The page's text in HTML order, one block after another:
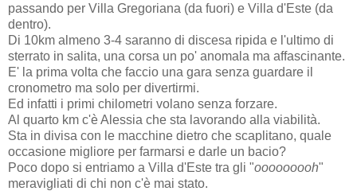
passando per Villa Gregoriana (da fuori) e Villa d'Este (da
dentro).
Di 10km almeno 3-4 saranno di discesa ripida e l'ultimo di
sterrato in salita, una corsa un po' anomala ma affascinante.
E' la prima volta che faccio una gara senza guardare il
cronometro ma solo per divertirmi.
Ed infatti i primi chilometri volano senza forzare.
Al quarto km c'è Alessia che sta lavorando alla viabilità.
Sta in divisa con le macchine dietro che scaplitano, quale
occasione migliore per farmarsi e darle un bacio?
Poco dopo si entriamo a Villa d'Este tra gli "ooooooooh"
meravigliati di chi non c'è mai stato.